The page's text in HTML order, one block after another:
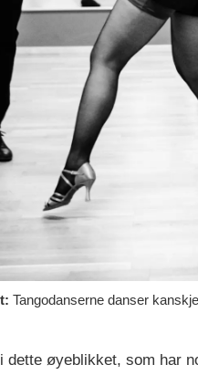
Tangodanserne danser
dette øyeblikket, som har